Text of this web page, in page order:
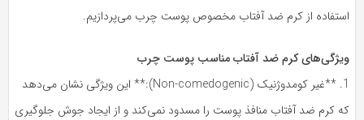
از کرم ضد آفتاب مخصوص پوست چرب می‌پردازیم.
کرم ضد آفتاب مناسب پوست چرب
1. **غیر کومدوژنیک (Non-comedogenic):** این ویژگی نشان می‌دهد
کرم ضد آفتاب منافذ پوست را مسدود نمی‌کند و از ایجاد جوش جلوگیری